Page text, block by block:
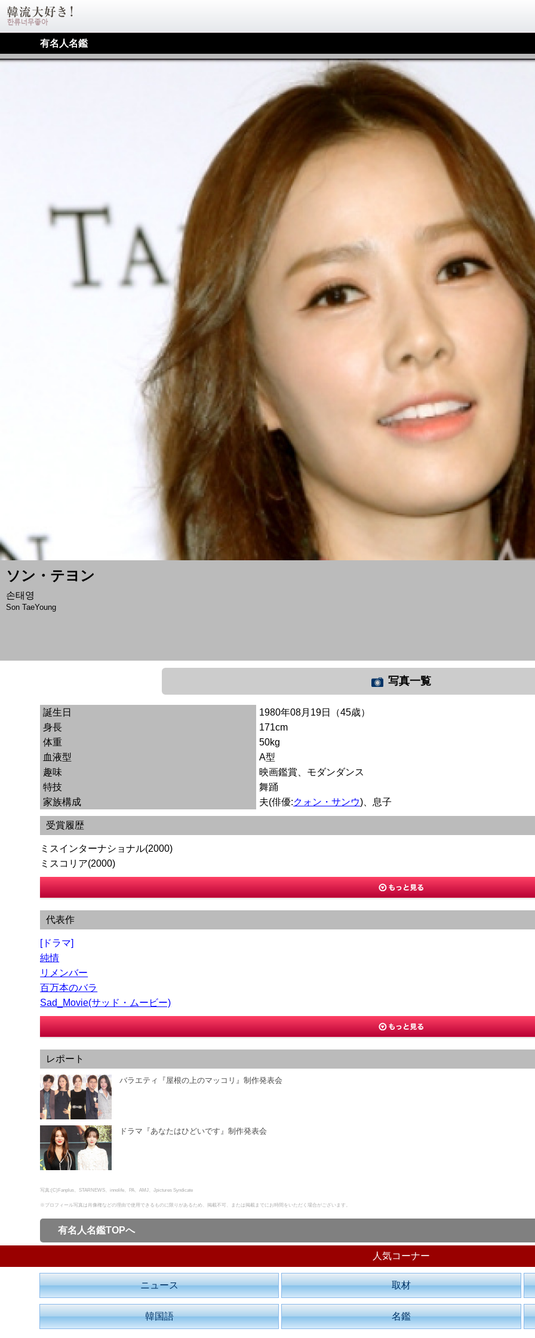
有名人名鑑
ソン・テヨン
손태영
Son TaeYoung
写真一覧
誕生日
1980年08月19日（45歳）
身長
171cm
体重
50kg
血液型
A型
趣味
映画鑑賞、モダンダンス
特技
舞踊
家族構成
夫(俳優:クォン・サンウ)、息子
受賞履歴
ミスインターナショナル(2000)
ミスコリア(2000)
代表作
[ドラマ]
純情
リメンバー
百万本のバラ
Sad_Movie(サッド・ムービー)
レポート
バラエティ『屋根の上のマッコリ』制作発表会
ドラマ『あなたはひどいです』制作発表会
写真:(C)Fanplus、STARNEWS、innolife、PA、AMJ、Jpictures Syndicate
※プロフィール写真は肖像権などの理由で使用できるものに限りがあるため、掲載不可、または掲載までにお時間をいただく場合がございます。
有名人名鑑TOPへ
人気コーナー
ニュース 取材
韓国語 名鑑